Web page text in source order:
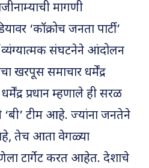
मागणी
‘कॉक्रोच जनता पार्टी’
संघटनेने आंदोलन
खरपूस समाचार धर्मेंद्र
प्रधान म्हणाले ही सरळ
टीम आहे. ज्यांना जनतेने
तेच आता वेगळ्या
टार्गेट करत आहेत. देशाचे